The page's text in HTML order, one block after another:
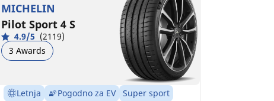
MICHELIN
Pilot Sport 4 S
4.9/5 (2119)
3 Awards
Letnja Pogodno za EV
Super sport